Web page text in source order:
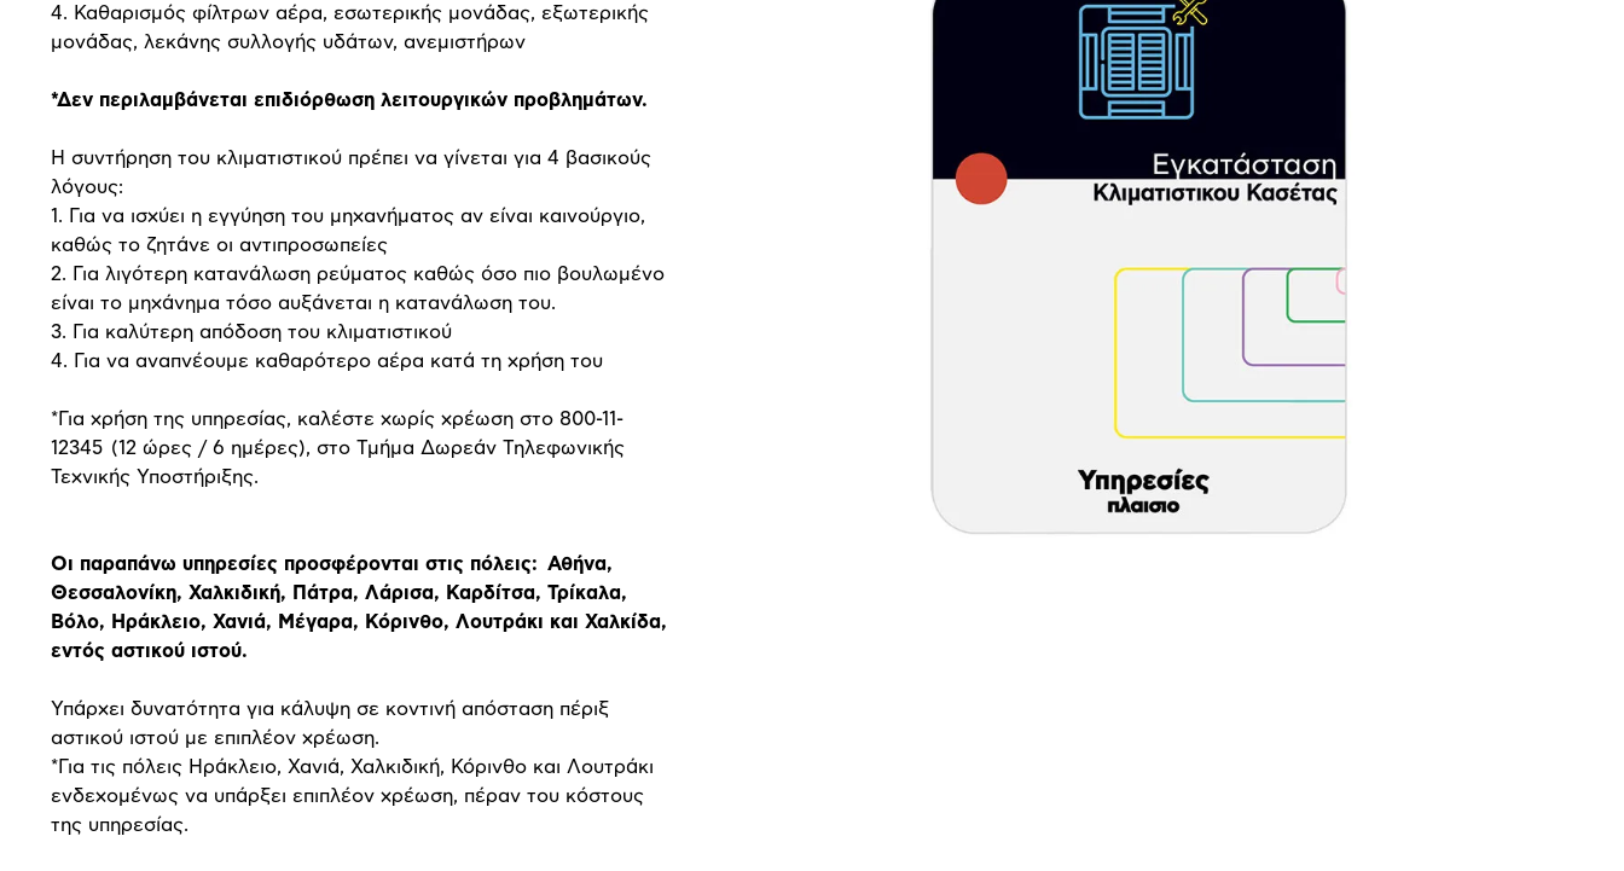
4. Καθαρισμός φίλτρων αέρα, εσωτερικής μονάδας, εξωτερικής
μονάδας, λεκάνης συλλογής υδάτων, ανεμιστήρων
*Δεν περιλαμβάνεται επιδιόρθωση λειτουργικών προβλημάτων.
Η συντήρηση του κλιματιστικού πρέπει να γίνεται για 4 βασικούς
λόγους:
1. Για να ισχύει η εγγύηση του μηχανήματος αν είναι καινούργιο,
καθώς το ζητάνε οι αντιπροσωπείες
2. Για λιγότερη κατανάλωση ρεύματος καθώς όσο πιο βουλωμένο
είναι το μηχάνημα τόσο αυξάνεται η κατανάλωση του.
3. Για καλύτερη απόδοση του κλιματιστικού
4. Για να αναπνέουμε καθαρότερο αέρα κατά τη χρήση του
*Για χρήση της υπηρεσίας, καλέστε χωρίς χρέωση στο 800-11-
12345 (12 ώρες / 6 ημέρες), στο Τμήμα Δωρεάν Τηλεφωνικής
Τεχνικής Υποστήριξης.
Οι παραπάνω υπηρεσίες προσφέρονται στις πόλεις: Αθήνα,
Θεσσαλονίκη, Χαλκιδική, Πάτρα, Λάρισα, Καρδίτσα, Τρίκαλα,
Βόλο, Ηράκλειο, Χανιά, Μέγαρα, Κόρινθο, Λουτράκι και Χαλκίδα,
εντός αστικού ιστού.
Υπάρχει δυνατότητα για κάλυψη σε κοντινή απόσταση πέριξ
αστικού ιστού με επιπλέον χρέωση.
*Για τις πόλεις Ηράκλειο, Χανιά, Χαλκιδική, Κόρινθο και Λουτράκι
ενδεχομένως να υπάρξει επιπλέον χρέωση, πέραν του κόστους
της υπηρεσίας.